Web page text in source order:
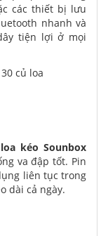
các thiết bị lưu
nhanh và
tiện lợi ở mọi
loa kéo Sounbox
va đập tốt. Pin
liên tục trong
dài cả ngày.